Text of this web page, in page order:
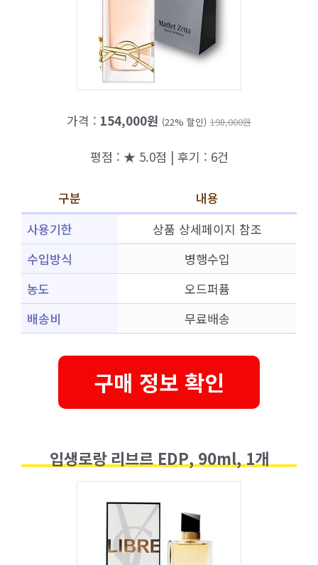
가격 : 154,000원 (22% 할인) 198,000원
평점 : ★ 5.0점 | 후기 : 6건
구분
내용
사용기한
상품 상세페이지 참조
수입방식
병행수입
농도
오드퍼퓸
배송비
무료배송
구매 정보 확인
입생로랑 리브르 EDP, 90ml, 1개